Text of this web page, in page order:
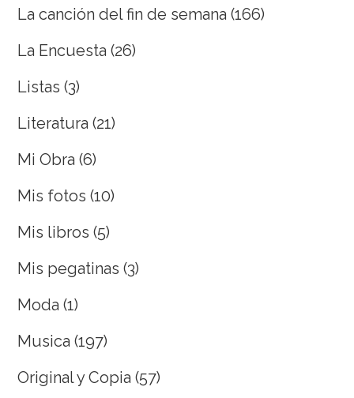
La canción del fin de semana (166)
La Encuesta (26)
Listas (3)
Literatura (21)
Mi Obra (6)
Mis fotos (10)
Mis libros (5)
Mis pegatinas (3)
Moda (1)
Musica (197)
Original y Copia (57)